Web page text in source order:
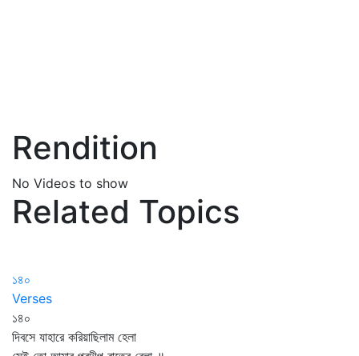
Rendition
No Videos to show
Related Topics
১৪০
Verses
১৪০
দিবসে যাহারে করিয়াছিলাম হেলা